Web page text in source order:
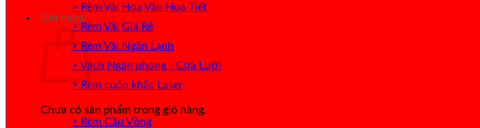
Giỏ hàng
Chưa có sản phẩm trong giỏ hàng.
> Rèm Vải Hoa Văn Họa Tiết
> Rèm Vải Giá Rẻ
> Rèm Vải Ngăn Lạnh
> Vách Ngăn phòng - Cửa Lưới
> Rèm cuốn khắc Laser
> Rèm Cầu Vồng